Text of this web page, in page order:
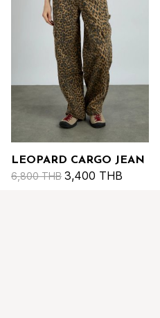
LEOPARD CARGO JEAN
6,800 THB 3,400 THB